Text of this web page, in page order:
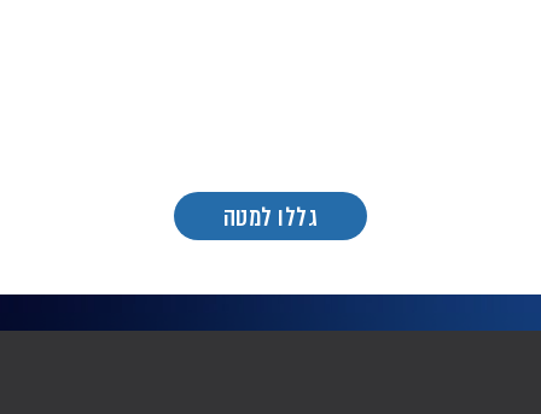
גללו למטה